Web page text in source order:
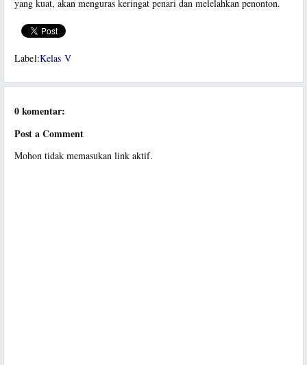
yang kuat, akan menguras keringat penari dan melelahkan penonton.
Label:Kelas V
0 komentar:
Post a Comment
Mohon tidak memasukan link aktif.